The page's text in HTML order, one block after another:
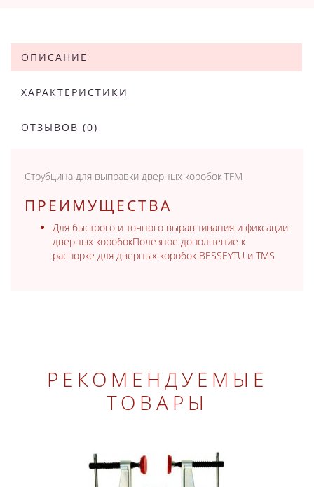
ОПИСАНИЕ
ХАРАКТЕРИСТИКИ
ОТЗЫВОВ (0)
Струбцина для выправки дверных коробок TFM
ПРЕИМУЩЕСТВА
Для быстрого и точного выравнивания и фиксации
дверных коробокПолезное дополнение к
распорке для дверных коробок BESSEYTU и TMS
РЕКОМЕНДУЕМЫЕ
ТОВАРЫ